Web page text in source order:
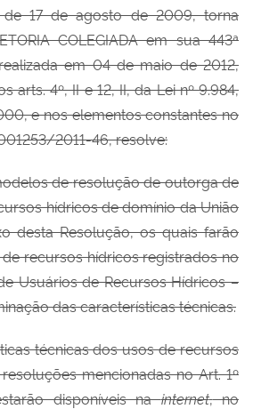
de 17 de agosto de 2009, torna
COLEGIADA em sua 443ª
em 04 de maio de 2012,
arts. 4º, II e12, II, da Lei nº 9.984,
e nos elementos constantes no
2011-46, resolve:
deresolução de outorga de
hídricos de domínio da União
desta Resolução, os quais farão
recursos hídricos registrados no
Usuários de Recursos Hídricos –
das características técnicas.
técnicas dos usos de recursos
mencionadas no Art. 1º
disponíveis nainternet, no